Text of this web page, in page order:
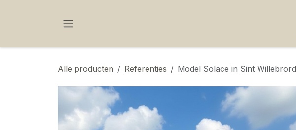
Alle producten Referenties Model Solace in Sint Willebrord